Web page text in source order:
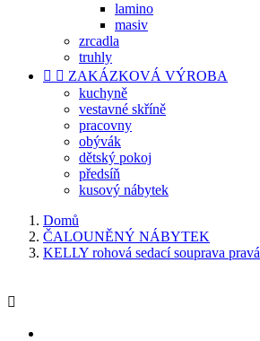
lamino
masiv
zrcadla
truhly
  ZAKÁZKOVÁ VÝROBA
kuchyně
vestavné skříně
pracovny
obývák
dětský pokoj
předsíň
kusový nábytek
Domů
ČALOUNĚNÝ NÁBYTEK
KELLY rohová sedací souprava pravá
